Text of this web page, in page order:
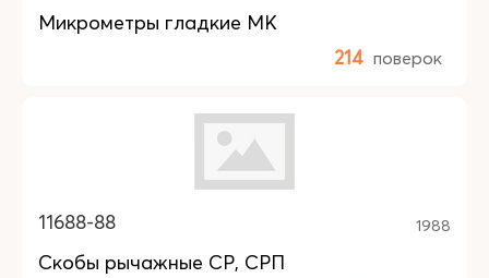
Микрометры гладкие МК
214 поверок
11688-88 1988
Скобы рычажные СР, СРП